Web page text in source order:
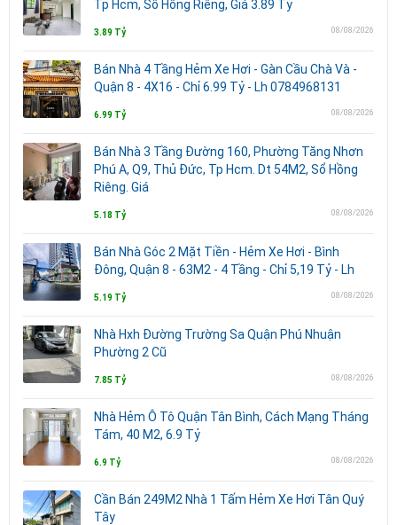
Tp Hcm, Sổ Hồng Riêng, Giá 3.89 Tỷ
3.89 Tỷ 08/08/2026
Bán Nhà 4 Tầng Hẻm Xe Hơi - Gàn Cầu Chà Và -
Quận 8 - 4X16 - Chỉ 6.99 Tỷ - Lh 0784968131
6.99 Tỷ 08/08/2026
Bán Nhà 3 Tầng Đường 160, Phường Tăng Nhơn
Phú A, Q9, Thủ Đức, Tp Hcm. Dt 54M2, Sổ Hồng
Riêng. Giá
5.18 Tỷ 08/08/2026
Bán Nhà Góc 2 Mặt Tiền - Hẻm Xe Hơi - Bình
Đông, Quận 8 - 63M2 - 4 Tầng - Chỉ 5,19 Tỷ - Lh
5.19 Tỷ 08/08/2026
Nhà Hxh Đường Trường Sa Quận Phú Nhuận
Phường 2 Cũ
7.85 Tỷ 08/08/2026
Nhà Hẻm Ô Tô Quận Tân Bình, Cách Mạng Tháng
Tám, 40 M2, 6.9 Tỷ
6.9 Tỷ 08/08/2026
Cần Bán 249M2 Nhà 1 Tấm Hẻm Xe Hơi Tân Quý
Tây